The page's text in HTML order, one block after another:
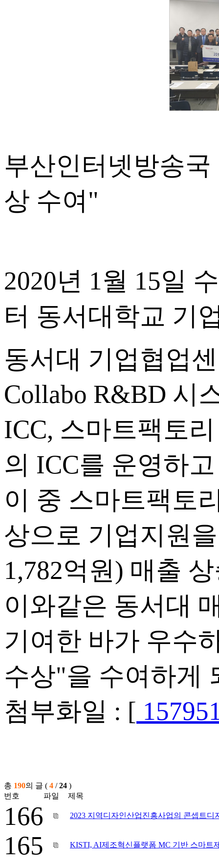
부산인터넷방송
상 수여"
2020년 1월 15일
터 동서대학교 기
동서대 기업협업
Collabo R&BD 시
ICC, 스마트팩토
의 ICC를 운영하
이 중 스마트팩토
상으로 기업지원
1,782억원) 매출
이와같은 동서대
기여한 바가 우수
수상"을 수여하게
첨부화일 : [
총 190의 글 ( 4 /24 )
번호
파일 제목
166 2023 지역디자인산업진흥사업의 콘셉트디
165 KISTI, AI제조혁신플랫폼 MC 기반 스마트